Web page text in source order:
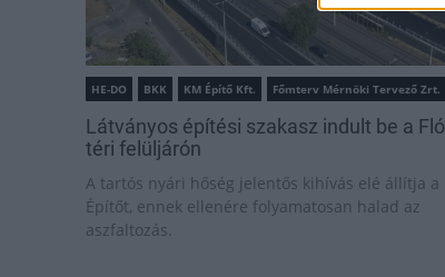
HE-DO BKK KM Építő Kft. Főmterv Mérnöki Tervező Zrt.
Látványos építési szakasz indult be a
téri felüljárón
A tartós nyári hőség jelentős kihívás elé állítja a
Építőt, ennek ellenére folyamatosan halad az
aszfaltozás.